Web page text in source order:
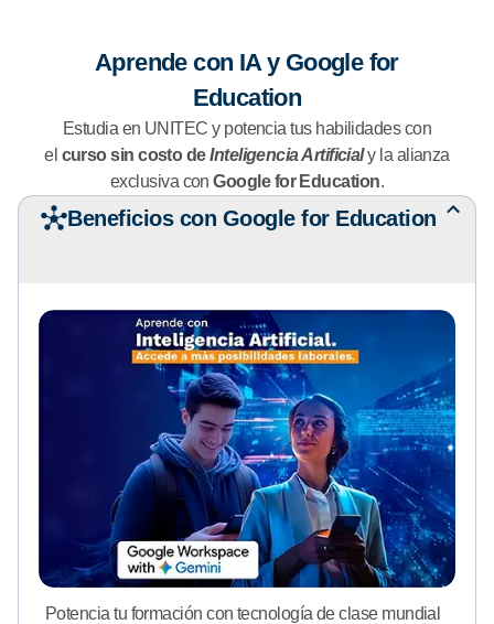
Aprende con IA y Google for
Education
Estudia en UNITEC y potencia tus habilidades con
el curso sin costo deInteligencia Artificial y la alianza
exclusiva conGoogle for Education.
Beneficios con Google for Education
Potencia tu formación con tecnología de clase mundial